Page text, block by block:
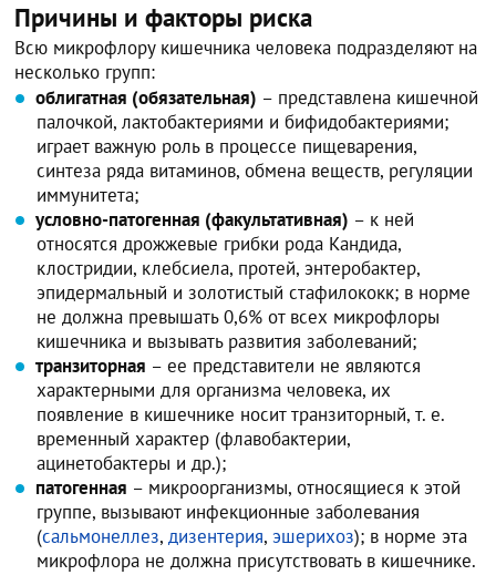
Причины и факторы риска
Всю микрофлору кишечника человека подразделяют на
несколько групп:
облигатная (обязательная) – представлена кишечной
палочкой, лактобактериями и бифидобактериями;
играет важную роль в процессе пищеварения,
синтеза ряда витаминов, обмена веществ, регуляции
иммунитета;
условно-патогенная (факультативная) – к ней
относятся дрожжевые грибки рода Кандида,
клостридии, клебсиела, протей, энтеробактер,
эпидермальный и золотистый стафилококк; в норме
не должна превышать 0,6% от всех микрофлоры
кишечника и вызывать развития заболеваний;
транзиторная – ее представители не являются
характерными для организма человека, их
появление в кишечнике носит транзиторный, т. е.
временный характер (флавобактерии,
ацинетобактеры и др.);
патогенная – микроорганизмы, относящиеся к этой
группе, вызывают инфекционные заболевания
(сальмонеллез,дизентерия,эшерихоз); в норме эта
микрофлора не должна присутствовать в кишечнике.